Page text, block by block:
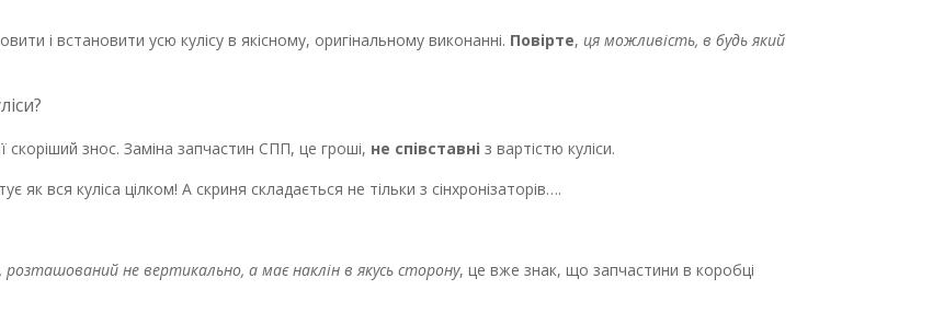
і встановити усю кулісу в якісному, оригінальному виконанні. Повірте,ця можливість, в будь який
знос. Заміна запчастин СПП, це гроші, не співставні з вартістю куліси.
вся куліса цілком! А скриня складається не тільки з сінхронізаторів….
не вертикально, а має наклін в якусь сторону, це вже знак, що запчастини в коробці